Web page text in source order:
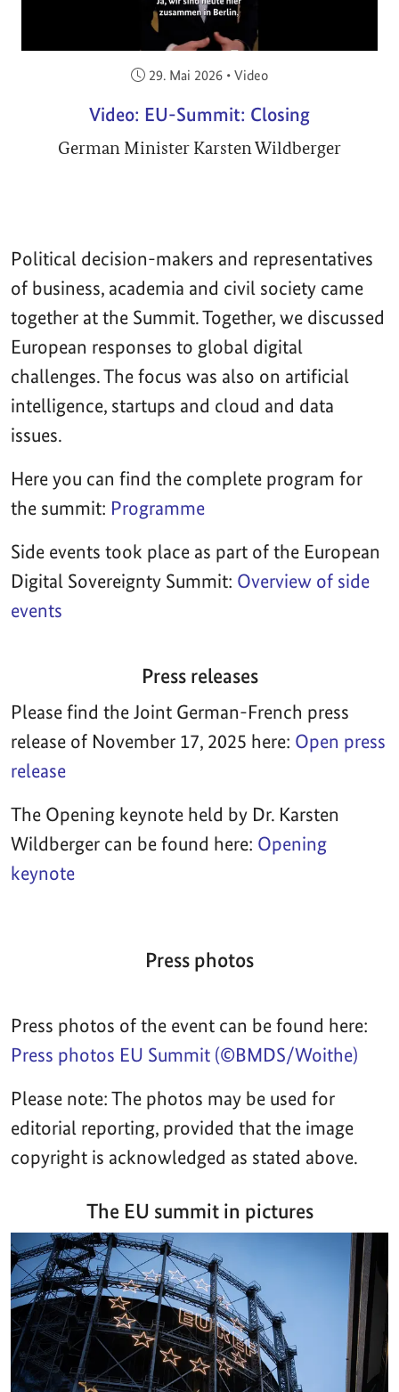
Veröffentlicht am:
29. Mai 2026 • Video
Video: EU-Summit: Closing
German Minister Karsten Wildberger
Political decision-makers and representatives
of business, academia and civil society came
together at the Summit. Together, we discussed
European responses to global digital
challenges. The focus was also on artificial
intelligence, startups and cloud and data
issues.
Here you can find the complete program for
the summit: Programme
Side events took place as part of the European
Digital Sovereignty Summit: Overview of side
events
Press releases
Please find the Joint German-French press
release of November 17, 2025 here: Open press
release
The Opening keynote held by Dr. Karsten
Wildberger can be found here: Opening
keynote
Press photos
Press photos of the event can be found here:
Press photos EU Summit (©BMDS/Woithe)
Please note: The photos may be used for
editorial reporting, provided that the image
copyright is acknowledged as stated above.
The EU summit in pictures